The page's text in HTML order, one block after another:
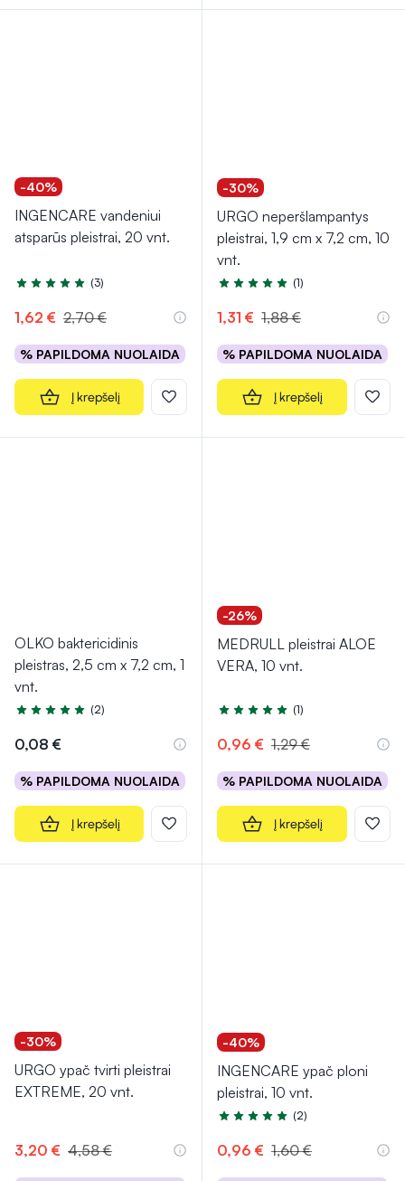
-40%
INGENCARE vandeniui
atsparūs pleistrai, 20 vnt.
Įvertinimas 5.0 iš 5
(3)
1,62 € 2,70 €
% PAPILDOMA NUOLAIDA
Į krepšelį
-30%
URGO neperšlampantys
pleistrai, 1,9 cm x 7,2 cm, 10
vnt.
Įvertinimas 5.0 iš 5
(1)
1,31 € 1,88 €
% PAPILDOMA NUOLAIDA
Į krepšelį
OLKO baktericidinis
pleistras, 2,5 cm x 7,2 cm, 1
vnt.
Įvertinimas 5.0 iš 5
(2)
0,08 €
% PAPILDOMA NUOLAIDA
Į krepšelį
-26%
MEDRULL pleistrai ALOE
VERA, 10 vnt.
Įvertinimas 5.0 iš 5
(1)
0,96 € 1,29 €
% PAPILDOMA NUOLAIDA
Į krepšelį
-30%
URGO ypač tvirti pleistrai
EXTREME, 20 vnt.
3,20 € 4,58 €
-40%
INGENCARE ypač ploni
pleistrai, 10 vnt.
Įvertinimas 5.0 iš 5
(2)
0,96 € 1,60 €